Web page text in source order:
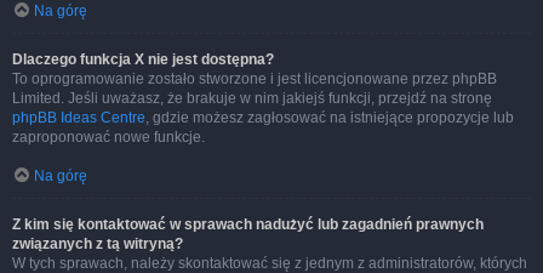
Na górę
Dlaczego funkcja X nie jest dostępna?
To oprogramowanie zostało stworzone i jest licencjonowane przez phpBB
Limited. Jeśli uważasz, że brakuje w nim jakiejś funkcji, przejdź na stronę
phpBB Ideas Centre, gdzie możesz zagłosować na istniejące propozycje lub
zaproponować nowe funkcje.
Na górę
Z kim się kontaktować w sprawach nadużyć lub zagadnień prawnych
związanych z tą witryną?
W tych sprawach, należy skontaktować się z jednym z administratorów, których